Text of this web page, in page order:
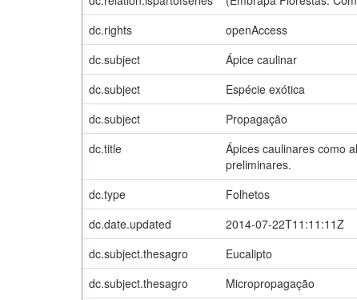
dc.rights
openAccess
dc.subject
Ápice caulinar
dc.subject
Espécie exótica
dc.subject
Propagação
dc.title
Ápices caulinares como
preliminares.
dc.type Folhetos
dc.date.updated
2014-07-22T11:11:11Z
dc.subject.thesagro
Eucalipto
dc.subject.thesagro
Micropropagação